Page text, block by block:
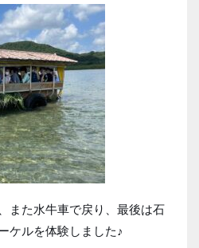
また水牛車で戻り、最後は石
ケルを体験しました♪